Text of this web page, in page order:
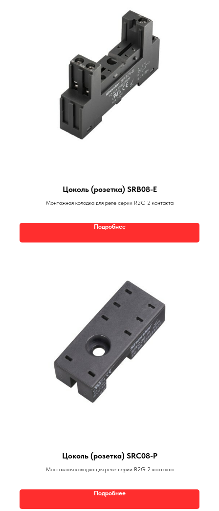
Цоколь (розетка) SRB08-E
Монтажная колодка для реле серии R2G 2 контакта
Подробнее
Цоколь (розетка) SRC08-P
Монтажная колодка для реле серии R2G 2 контакта
Подробнее